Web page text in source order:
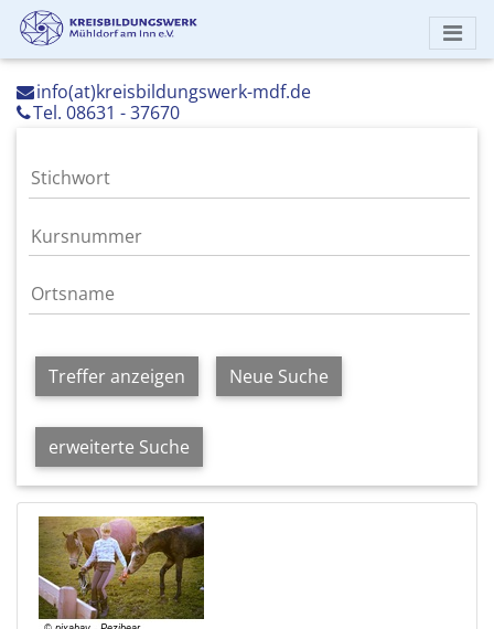
info(at)kreisbildungswerk-mdf.de
Tel. 08631 - 37670
Treffer anzeigen Neue Suche
erweiterte Suche